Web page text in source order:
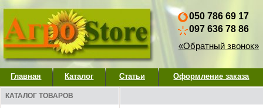
050 786 69 17
097 636 78 86
«Обратный звонок»
Главная Каталог Статьи Оформление заказа
КАТАЛОГ ТОВАРОВ